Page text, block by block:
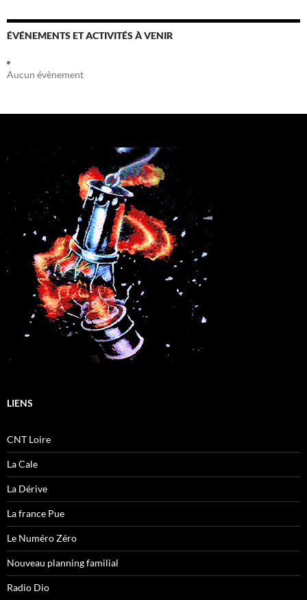
ÉVÉNEMENTS ET ACTIVITÉS À VENIR
Aucun évènement
LIENS
CNT Loire
La Cale
La Dérive
La france Pue
Le Numéro Zéro
Nouveau planning familial
Radio Dio